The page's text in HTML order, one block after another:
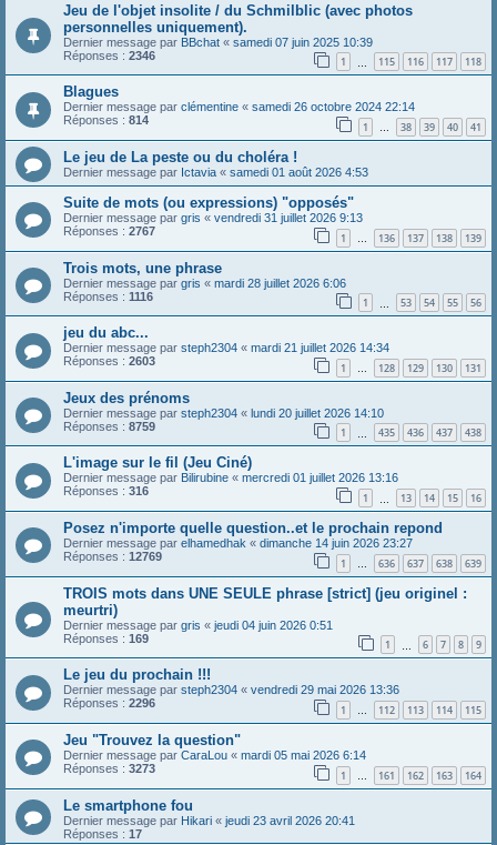
Jeu de l'objet insolite / du Schmilblic (avec photos
personnelles uniquement).
Dernier message par BBchat « samedi 07 juin 2025 10:39
Réponses : 2346 1 115 116 117 118
Blagues
Dernier message par clémentine « samedi 26 octobre 2024 22:14
Réponses : 814 1 … 38 39 40 41
Le jeu de La peste ou du choléra !
Dernier message par Ictavia « samedi 01 août 2026 4:53
Suite de mots (ou expressions) "opposés"
Dernier message par gris « vendredi 31 juillet 2026 9:13
Réponses : 2767 1 … 136 137 138 139
Trois mots, une phrase
Dernier message par gris « mardi 28 juillet 2026 6:06
Réponses : 1116 1 53 54 55 56
jeu du abc...
Dernier message par steph2304 « mardi 21 juillet 2026 14:34
Réponses : 2603 1 … 128 129 130 131
Jeux des prénoms
Dernier message par steph2304 « lundi 20 juillet 2026 14:10
Réponses : 8759 1 435 436 437 438
L'image sur le fil (Jeu Ciné)
Dernier message par Bilirubine « mercredi 01 juillet 2026 13:16
Réponses : 316 1 13 14 15 16
Posez n'importe quelle question..et le prochain repond
Dernier message par elhamedhak « dimanche 14 juin 2026 23:27
Réponses : 12769 1 … 636 637 638 639
TROIS mots dans UNE SEULE phrase [strict] (jeu originel :
meurtri)
Dernier message par gris « jeudi 04 juin 2026 0:51
Réponses : 169 1 6 7 8 9
Le jeu du prochain !!!
Dernier message par steph2304 « vendredi 29 mai 2026 13:36
Réponses : 2296 1 … 112 113 114 115
Jeu "Trouvez la question"
Dernier message par CaraLou « mardi 05 mai 2026 6:14
Réponses : 3273 1 … 161 162 163 164
Le smartphone fou
Dernier message par Hikari « jeudi 23 avril 2026 20:41
Réponses : 17